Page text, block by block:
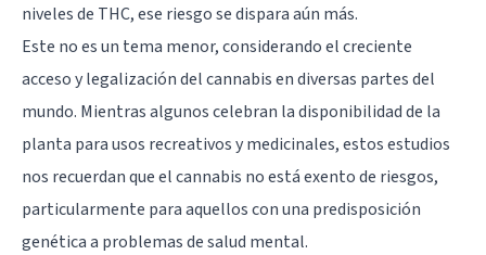
niveles de THC, ese riesgo se dispara aún más.
Este no es un tema menor, considerando el creciente
acceso y legalización del cannabis en diversas partes del
mundo. Mientras algunos celebran la disponibilidad de la
planta para usos recreativos y medicinales, estos estudios
nos recuerdan que el cannabis no está exento de riesgos,
particularmente para aquellos con una predisposición
genética a problemas de salud mental.